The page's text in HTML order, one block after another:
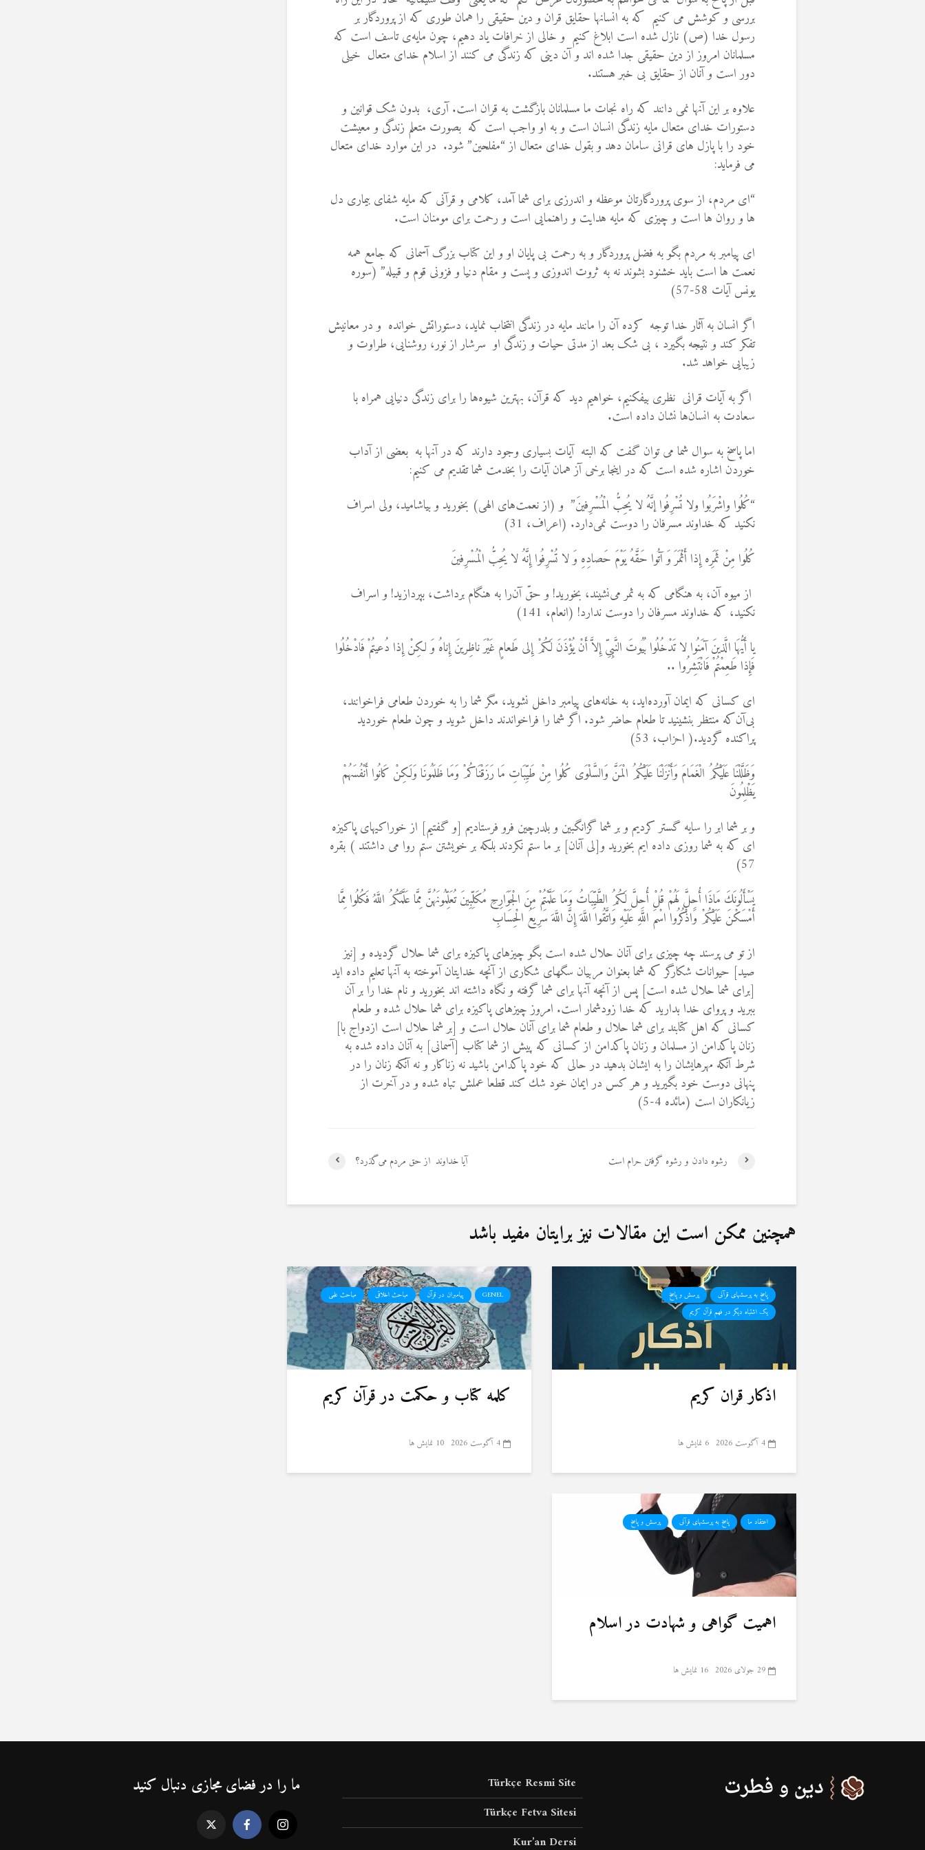
بررسی و کوشش می کنیم که به انسانها حقایق قران و دین حقیقی را همان طوری كه از پروردگار بر
رسول خدا (ص) نازل شده است ابلاغ کنیم و خالی از خرافات یاد دهیم، چون مایه‌ی تاسف است که
مسلمانان امروز از دین حقیقی جدا شده اند و آن دینی که زندگی می کنند از اسلام خدای متعال خیلی
دور است و آنان از حقایق بی خبر هستند.
علاوه بر این آنها نمی دانند که راه نجات ما مسلمانان بازگشت به قران است. آری، بدون شک قوانین و
دستورات خدای متعال مایه زندگی انسان است و به او واجب است که بصورت متعلم زندگی و معیشت
خود را با پازل های قرانی سامان دهد و بقول خدای متعال از “مفلحین” شود. در این موارد خدای متعال
می فرماید:
“ای مردم، از سوی پروردگارتان موعظه و اندرزی برای شما آمد، کلامی و قرآنی که مایه شفای بیماری دل
ها و روان ها است و چیزی که مایه هدایت و راهنمایی است و رحمت برای مومنان است.
ای پیامبر به مردم بگو به فضل پروردگار و به رحمت بی پایان او و این کتاب بزرگ آسمانی که جامع همه
نعمت ها است باید خشنود بشوند نه به ثروت اندوزی و پست و مقام دنیا و فزونی قوم و قبیله” (سوره
یونس آیات 58-57)
اگر انسان به آثار خدا توجه کرده آن را مانند مایه در زندگی انتخاب نماید، دستوراتش خوانده و در معانیش
تفکر کند و نتیجه بگیرد ، بی شک بعد از مدتی حیات و زندگی او سرشار از نور، روشنایی، طراوت و
زیبایی خواهد شد.
اگر به آیات قرانی نظری بیفکنیم، خواهیم دید که قرآن، بهترین شیوه‌ها را برای زندگی دنیایی همراه با
سعادت به انسان‌ها نشان داده است.
اما پاسخ به سوال شما می توان گفت که البته آیات بسیاری وجود دارند که در آنها به بعضی از آداب
خوردن اشاره شده است که در اینجا برخی آز همان آیات را بخدمت شما تقدیم می کنیم:
“کُلُوا واشْرَبُوا ولا تُسْرِفُوا إنَّهُ لا یُحِبُّ الْمُسْرِفینَ” و (از نعمت‌‌هاى الهى) بخورید و بیاشامید، ولى اسراف
نکنید که خداوند مسرفان را دوست نمی‌دارد. (اعراف، 31)
کُلُوا مِنْ ثَمَرِه إِذا أَثْمَرَ وَ آتُوا حَقَّهُ یَوْمَ حَصادِهِ وَ لا تُسْرِفُوا إِنَّهُ لا یُحِبُّ الْمُسْرِفینَ
از میوه آن، به هنگامى که به ثمر می‌نشیند، بخورید! و حقّ آن‌‌را به هنگام برداشت، بپردازید! و اسراف
نکنید، که خداوند مسرفان را دوست ندارد! (انعام، 141)
یا أَیُّهَا الَّذینَ آمَنُوا لا تَدْخُلُوا بُیُوتَ النَّبِیِّ إِلاَّ أَنْ یُؤْذَنَ لَکُمْ إِلى‏ طَعامٍ غَیْرَ ناظِرینَ إِناهُ وَ لکِنْ إِذا دُعیتُمْ فَادْخُلُوا
فَإِذا طَعِمْتُمْ فَانْتَشِرُوا ..
اى کسانى که ایمان آورده‏‌اید، به خانه‌‏هاى پیامبر داخل نشوید، مگر شما را به خوردن طعامى فراخوانند،
بی‌آن‌که منتظر بنشینید تا طعام حاضر شود. اگر شما را فراخواندند داخل شوید و چون طعام خوردید
پراکنده گردید.( احزاب، 53)
وَظَلَّلْنَا عَلَيْكُمُ الْغَمَامَ وَأَنْزَلْنَا عَلَيْكُمُ الْمَنَّ وَالسَّلْوَى كُلُوا مِنْ طَيِّبَاتِ مَا رَزَقْنَاكُمْ وَمَا ظَلَمُونَا وَلَكِنْ كَانُوا أَنْفُسَهُمْ
يَظْلِمُونَ
و بر شما ابر را سايه‏ گستر كرديم و بر شما گزانگبين و بلدرچين فرو فرستاديم [و گفتيم] از خوراكيهاى پاكيزه‏
اى كه به شما روزى داده‏ ايم بخوريد و[لى آنان] بر ما ستم نكردند بلكه بر خويشتن ستم روا مى‏ داشتند ) بقره
57)
يَسْأَلُونَكَ مَاذَا أُحِلَّ لَهُمْ قُلْ أُحِلَّ لَكُمُ الطَّيِّبَاتُ وَمَا عَلَّمْتُمْ مِنَ الْجَوَارِحِ مُكَلِّبِينَ تُعَلِّمُونَهُنَّ مِمَّا عَلَّمَكُمُ اللَّهُ فَكُلُوا مِمَّا
أَمْسَكْنَ عَلَيْكُمْ وَاذْكُرُوا اسْمَ اللَّهِ عَلَيْهِ وَاتَّقُوا اللَّهَ إِنَّ اللَّهَ سَرِيعُ الْحِسَابِ
از تو مى ‏پرسند چه چيزى براى آنان حلال شده است بگو چيزهاى پاكيزه براى شما حلال گرديده و [نيز
صيد] حيوانات شكارگر كه شما بعنوان مربيان سگهاى شكارى از آنچه خدايتان آموخته به آنها تعليم داده‏ ايد
[براى شما حلال شده است] پس از آنچه آنها براى شما گرفته و نگاه داشته‏ اند بخوريد و نام خدا را بر آن
ببريد و پرواى خدا بداريد كه خدا زودشمار است. امروز چيزهاى پاكيزه براى شما حلال شده و طعام
كسانى كه اهل كتابند براى شما حلال و طعام شما براى آنان حلال است و [بر شما حلال است ازدواج با]
زنان پاكدامن از مسلمان و زنان پاكدامن از كسانى كه پيش از شما كتاب [آسمانى] به آنان داده شده به
شرط آنكه مهرهايشان را به ايشان بدهيد در حالى كه خود پاكدامن باشيد نه زناكار و نه آنكه زنان را در
پنهانى دوست‏ خود بگيريد و هر كس در ايمان خود شك كند قطعا عملش تباه شده و در آخرت از
زيانكاران است (مائده 4-5)
آیا خداوند ‌ از حق مردم می‌گذرد؟ رشوه دادن و رشوه گرفتن حرام است
همچنین ممکن است این مقالات نیز برایتان مفید باشد
پاسخ به پرسشهای قرآنی
پرسش و پاسخ
یک اشتباه دیگر در فهم قرآن کریم
اذکار قران کریم
4 آگوست 2026 6 نمایش ها
GENEL پیامبران در قرآن مباحث اخلاقی مباحث علمی
کلمه کتاب و حکمت در قرآن کریم
4 آگوست 2026 10 نمایش ها
اعتقاد ما پاسخ به پرسشهای قرآنی پرسش و پاسخ
اهمیت گواهی و شهادت در اسلام
29 جولای 2026 16 نمایش ها
Türkçe Resmi Site
Türkçe Fetva Sitesi
Kur’an Dersi
ما را در فضای مجازی دنبال کنید